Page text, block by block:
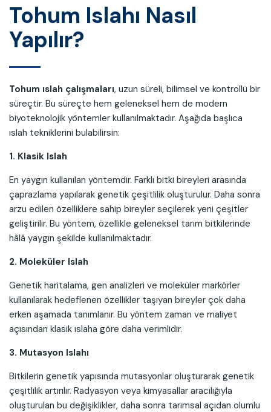
Tohum Islahı Nasıl
Yapılır?
Tohum ıslah çalışmaları, uzun süreli, bilimsel ve kontrollü bir
süreçtir. Bu süreçte hem geleneksel hem de modern
biyoteknolojik yöntemler kullanılmaktadır. Aşağıda başlıca
ıslah tekniklerini bulabilirsin:
1. Klasik Islah
En yaygın kullanılan yöntemdir. Farklı bitki bireyleri arasında
çaprazlama yapılarak genetik çeşitlilik oluşturulur. Daha sonra
arzu edilen özelliklere sahip bireyler seçilerek yeni çeşitler
geliştirilir. Bu yöntem, özellikle geleneksel tarım bitkilerinde
hâlâ yaygın şekilde kullanılmaktadır.
2. Moleküler Islah
Genetik haritalama, gen analizleri ve moleküler markörler
kullanılarak hedeflenen özellikler taşıyan bireyler çok daha
erken aşamada tanımlanır. Bu yöntem zaman ve maliyet
açısından klasik ıslaha göre daha verimlidir.
3. Mutasyon Islahı
Bitkilerin genetik yapısında mutasyonlar oluşturarak genetik
çeşitlilik artırılır. Radyasyon veya kimyasallar aracılığıyla
oluşturulan bu değişiklikler, daha sonra tarımsal açıdan olumlu